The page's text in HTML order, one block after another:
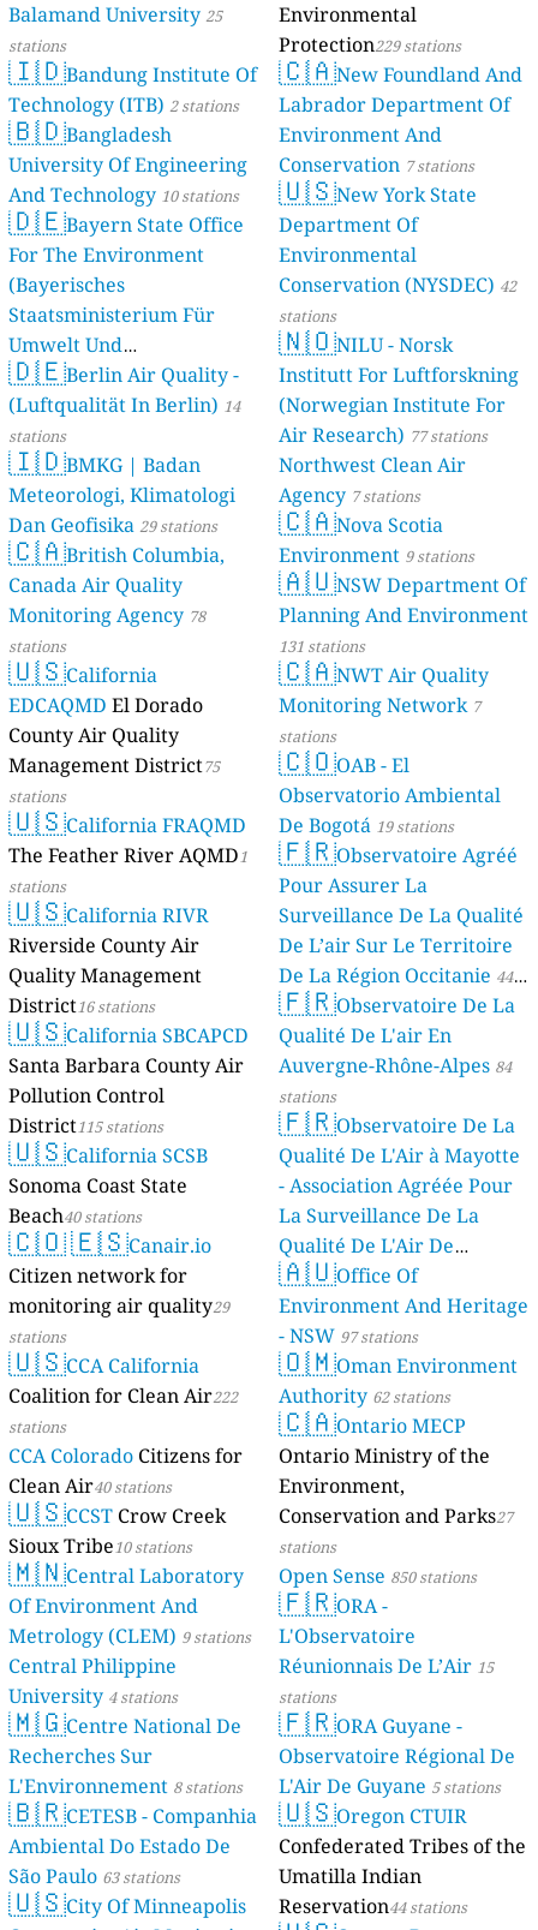
stations
Balamand University25
stations
🇮🇩Bandung Institute Of
Technology (ITB) 2 stations
🇧🇩Bangladesh
University Of Engineering
And Technology 10 stations
🇩🇪Bayern State Office
For The Environment
(Bayerisches
Staatsministerium Für
Umwelt Und
Verbraucherschutz) - LfU
46 stations
🇩🇪Berlin Air Quality -
(Luftqualität In Berlin) 14
stations
🇮🇩BMKG | Badan
Meteorologi, Klimatologi
Dan Geofisika 29 stations
🇨🇦British Columbia,
Canada Air Quality
Monitoring Agency 78
stations
🇺🇸California
EDCAQMD El Dorado
County Air Quality
Management District75
stations
🇺🇸California FRAQMD
The Feather River AQMD1
stations
🇺🇸California RIVR
Riverside County Air
Quality Management
District16 stations
🇺🇸California SBCAPCD
Santa Barbara County Air
Pollution Control
District115 stations
🇺🇸California SCSB
Sonoma Coast State
Beach40 stations
🇨🇴🇪🇸Canair.io
Citizen network for
monitoring air quality29
stations
🇺🇸CCA California
Coalition for Clean Air222
stations
CCA Colorado Citizens for
Clean Air40 stations
🇺🇸CCST Crow Creek
Sioux Tribe10 stations
🇲🇳Central Laboratory
Of Environment And
Metrology (CLEM) 9 stations
Central Philippine
University 4 stations
🇲🇬Centre National De
Recherches Sur
L'Environnement 8 stations
🇧🇷CETESB - Companhia
Ambiental Do Estado De
São Paulo 63 stations
🇺🇸City Of Minneapolis
Environmental
Protection229 stations
🇨🇦New Foundland And
Labrador Department Of
Environment And
Conservation 7 stations
🇺🇸New York State
Department Of
Environmental
Conservation (NYSDEC) 42
stations
🇳🇴NILU - Norsk
Institutt For Luftforskning
(Norwegian Institute For
Air Research) 77 stations
Northwest Clean Air
Agency 7 stations
🇨🇦Nova Scotia
Environment 9 stations
🇦🇺NSW Department Of
Planning And Environment
131 stations
🇨🇦NWT Air Quality
Monitoring Network 7
stations
🇨🇴OAB - El
Observatorio Ambiental
De Bogotá 19 stations
🇫🇷Observatoire Agréé
Pour Assurer La
Surveillance De La Qualité
De L’air Sur Le Territoire
De La Région Occitanie 44
stations
🇫🇷Observatoire De La
Qualité De L'air En
Auvergne-Rhône-Alpes 84
stations
🇫🇷Observatoire De La
Qualité De L'Air à Mayotte
- Association Agréée Pour
La Surveillance De La
Qualité De L'Air De
Mayotte 4 stations
🇦🇺Office Of
Environment And Heritage
- NSW 97 stations
🇴🇲Oman Environment
Authority 62 stations
🇨🇦Ontario MECP
Ontario Ministry of the
Environment,
Conservation and Parks27
stations
Open Sense 850 stations
🇫🇷ORA -
L'Observatoire
Réunionnais De L’Air 15
stations
🇫🇷ORA Guyane -
Observatoire Régional De
L'Air De Guyane 5 stations
🇺🇸Oregon CTUIR
Confederated Tribes of the
Umatilla Indian
Reservation44 stations